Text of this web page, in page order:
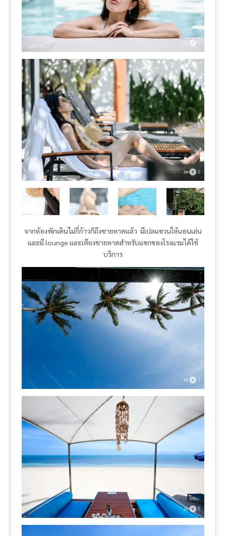
จากห้องพักเดินไม่กี่ก้าวก็ถึงชายหาดแล้ว มีเปลแขวนให้นอนเล่น
และมี lounge และเตียงชายหาดสำหรับแขกของโรงแรมได้ใช้
บริการ